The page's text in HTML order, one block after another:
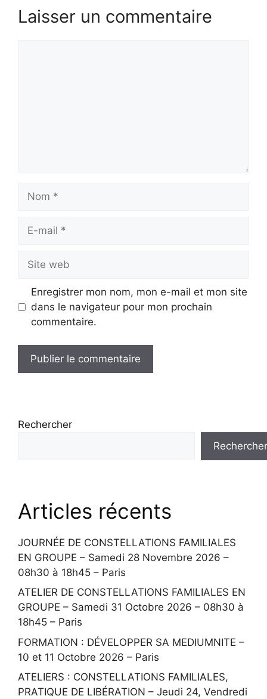
Laisser un commentaire
Nom
Site
web
Enregistrer mon nom, mon e-mail et mon site
dans le navigateur pour mon prochain
commentaire.
Rechercher
Rechercher
Articles récents
JOURNÉE DE CONSTELLATIONS FAMILIALES
EN GROUPE – Samedi 28 Novembre 2026 –
08h30 à 18h45 – Paris
ATELIER DE CONSTELLATIONS FAMILIALES EN
GROUPE – Samedi 31 Octobre 2026 – 08h30 à
18h45 – Paris
FORMATION : DÉVELOPPER SA MEDIUMNITE –
10 et 11 Octobre 2026 – Paris
ATELIERS : CONSTELLATIONS FAMILIALES,
PRATIQUE DE LIBÉRATION – Jeudi 24, Vendredi